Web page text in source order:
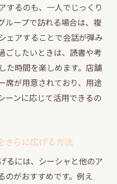
シーシャ店の選び方
のリラックス空間活用
安全に楽しむ秘訣
のシーシャ遊び方ガイド
びをする魅力とは
持される理由を探る
ャで叶う癒しの時間
ウンジで広がる遊び方
するのも、一人でじっくり
ループで訪れる場合は、複
ェアすることで会話が弾み
ごしたいときは、読書や考
た時間を楽しめます。店舗
席が用意されており、用途
ーンに応じて活用できるの
さらに広げる方法
るには、シーシャと他のア
のがおすすめです。例え